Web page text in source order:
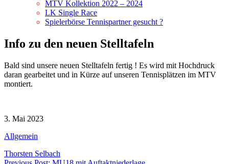
MTV Kollektion 2022 – 2024
LK Single Race
Spielerbörse Tennispartner gesucht ?
Info zu den neuen Stelltafeln
Bald sind unsere neuen Stelltafeln fertig ! Es wird mit Hochdruck
daran gearbeitet und in Kürze auf unseren Tennisplätzen im MTV
montiert.
3. Mai 2023
Allgemein
Thorsten Selbach